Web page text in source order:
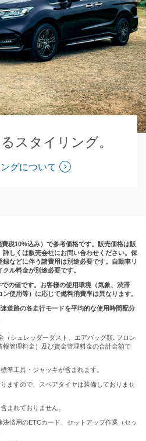
スタイリング。
グについて
税10%込み）で参考価格です。販売価格は販
しくは販売会社にお問い合わせください。 保
などに伴う諸費用は別途必要です。自動車リ
ル料金が別途必要です。
の値です。お客様の使用環境（気象、渋滞
使用等）に応じて燃料消費率は異なります。
道路の各走行モードを平均的な使用時間配分
シュレッダーダスト、エアバッグ類､フロン
管理料金）及び資金管理料金の合計金額で
準工具・ジャッキが含まれます。
ますので、スペアタイヤは装備しておりませ
まれておりません。
済用のETCカード、セットアップ作業（セッ